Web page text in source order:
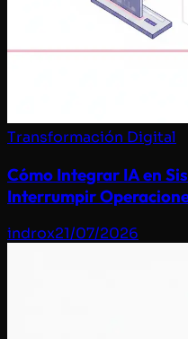
Transformación Digital
Cómo Integrar IA en
Interrumpir
indrox21/07/2026